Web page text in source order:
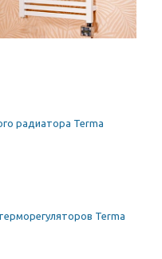
радиатора Terma
Terma